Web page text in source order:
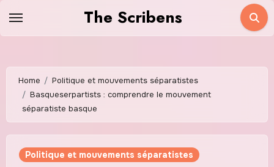
The Scribens
Home
Politique et mouvements séparatistes
Basqueserpartists : comprendre le mouvement
séparatiste basque
Politique et mouvements séparatistes